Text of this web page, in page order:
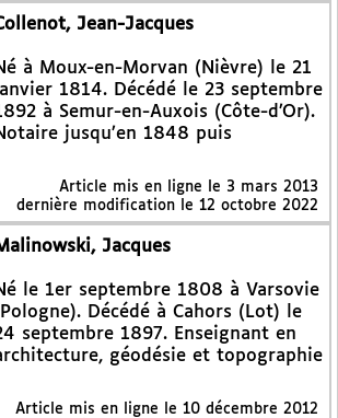
Jean-Jacques
à Moux-en-Morvan (Nièvre) le 21
1814. Décédé le 23 septembre
à Semur-en-Auxois (Côte-d’Or).
jusqu’en 1848 puis
Article mis en ligne le 3 mars 2013
dernière modification le 12 octobre 2022
Jacques
le 1er septembre 1808 à Varsovie
Décédé à Cahors (Lot) le
septembre 1897. Enseignant en
géodésie et topographie
Article mis en ligne le 10 décembre 2012